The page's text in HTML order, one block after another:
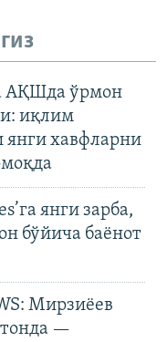
АҚШда ўрмон
иқлим
янги хавфларни
янги зарба,
бўйича баёнот
Мирзиёев
—